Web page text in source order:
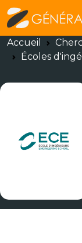
Accueil
Écoles